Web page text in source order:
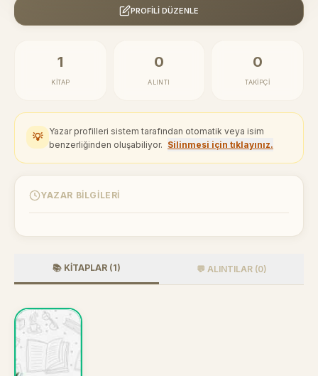
PROFILI DÜZENLE
1
KITAP
0
ALINTI
0
TAKIPÇI
💡
Yazar profilleri sistem tarafından otomatik veya isim
benzerliğinden oluşabiliyor. Silinmesi için tıklayınız.
YAZAR BILGILERI
📚 KITAPLAR (1) 💬 ALINTILAR (0)